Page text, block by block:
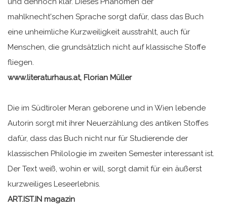
mahlknecht'schen Sprache sorgt dafür, dass das Buch
eine unheimliche Kurzweiligkeit ausstrahlt, auch für
Menschen, die grundsätzlich nicht auf klassische Stoffe
fliegen.
www.literaturhaus.at, Florian Müller
Die im Südtiroler Meran geborene und in Wien lebende
Autorin sorgt mit ihrer Neuerzählung des antiken Stoffes
dafür, dass das Buch nicht nur für Studierende der
klassischen Philologie im zweiten Semester interessant ist.
Der Text weiß, wohin er will, sorgt damit für ein äußerst
kurzweiliges Leseerlebnis.
ART.IST.IN magazin